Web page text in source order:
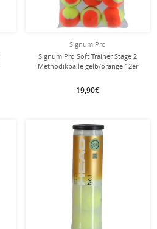
Signum Pro
Signum Pro Soft Trainer Stage 2
Methodikbälle gelb/orange 12er
19,90€